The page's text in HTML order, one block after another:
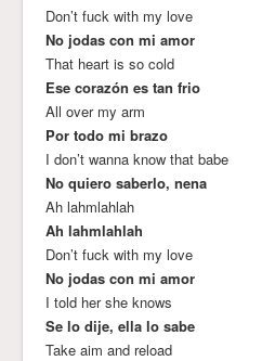
Don’t fuck with my love
No jodas con mi amor
That heart is so cold
Ese corazón es tan frio
All over my arm
Por todo mi brazo
I don’t wanna know that babe
No quiero saberlo, nena
Ah lahmlahlah
Ah lahmlahlah
Don’t fuck with my love
No jodas con mi amor
I told her she knows
Se lo dije, ella lo sabe
Take aim and reload